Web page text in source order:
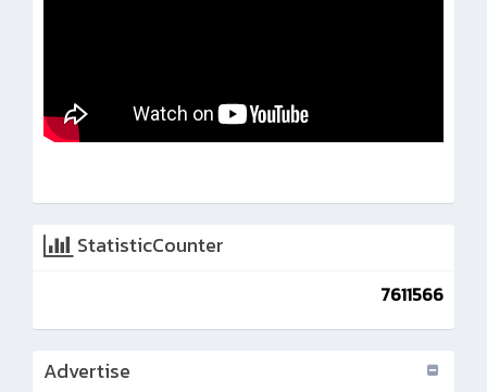
StatisticCounter
7611566
Advertise